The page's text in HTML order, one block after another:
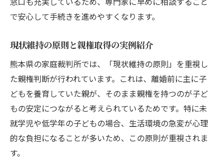
で安心して手続きを進めやすくなります。
現状維持の原則と親権取得の実例紹介
熊本県の家庭裁判所では、「現状維持の原則」を重視し
た親権判断が行われています。これは、離婚前に主に子
どもを養育していた親が、そのまま親権を持つのが子ど
もの安定につながると考えられているためです。特に未
就学児や低学年の子どもの場合、生活環境の急変が心理
的な負担になることが多いため、この原則が重視されま
す。